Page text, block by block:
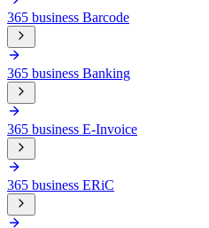
365 business Barcode
365 business Banking
365 business E-Invoice
365 business ERiC